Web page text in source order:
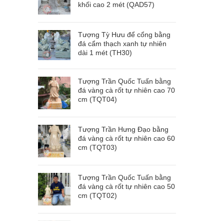
khối cao 2 mét (QAD57)
Tượng Tỳ Hưu để cổng bằng
đá cẩm thạch xanh tự nhiên
dài 1 mét (TH30)
Tượng Trần Quốc Tuấn bằng
đá vàng cà rốt tự nhiên cao 70
cm (TQT04)
Tượng Trần Hưng Đạo bằng
đá vàng cà rốt tự nhiên cao 60
cm (TQT03)
Tượng Trần Quốc Tuấn bằng
đá vàng cà rốt tự nhiên cao 50
cm (TQT02)